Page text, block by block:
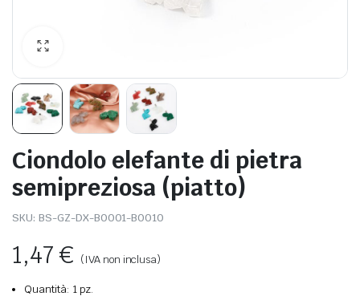
Ciondolo elefante di pietra
semipreziosa (piatto)
SKU: BS-GZ-DX-B0001-B0010
1,47€ (IVA non inclusa)
Quantità: 1 pz.